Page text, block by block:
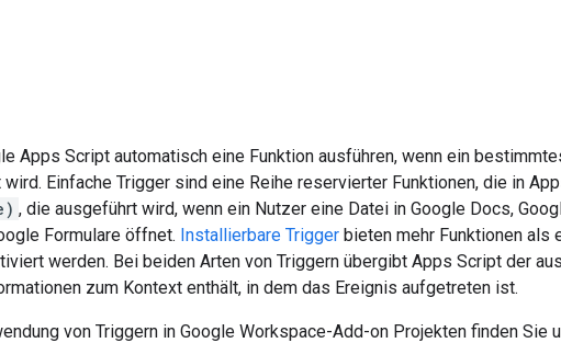
Apps Script automatisch eine Funktion ausführen, wenn ein
wird. Einfache Trigger sind eine Reihe reservierter Funktionen, die in
, die ausgeführt wird, wenn ein Nutzer eine Datei in Google Docs,
Formulare öffnet. Installierbare Trigger bieten mehr Funktionen als
werden. Bei beiden Arten von Triggern übergibt Apps Script der
zum Kontext enthält, in dem das Ereignis aufgetreten ist.
von Triggern in Google Workspace-Add-on Projekten finden Sie